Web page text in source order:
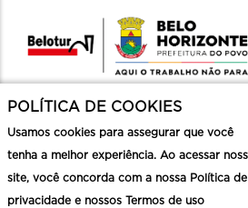
POLÍTICA DE COOKIES
Usamos cookies para assegurar que você
tenha a melhor experiência. Ao acessar
site, você concorda com a nossa Política de
privacidade e nossos Termos de uso